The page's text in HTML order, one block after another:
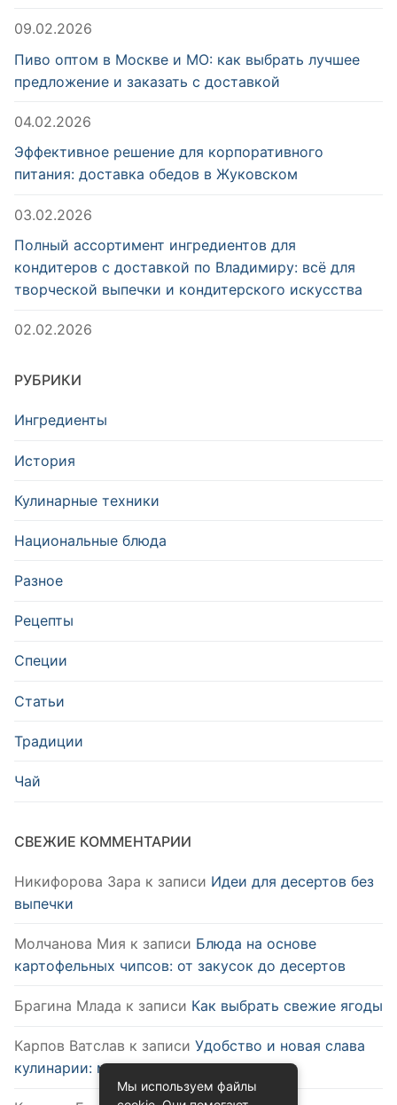
09.02.2026
Пиво оптом в Москве и МО: как выбрать лучшее
предложение и заказать с доставкой
04.02.2026
Эффективное решение для корпоративного
питания: доставка обедов в Жуковском
03.02.2026
Полный ассортимент ингредиентов для
кондитеров с доставкой по Владимиру: всё для
творческой выпечки и кондитерского искусства
02.02.2026
РУБРИКИ
Ингредиенты
История
Кулинарные техники
Национальные блюда
Разное
Рецепты
Специи
Статьи
Традиции
Чай
СВЕЖИЕ КОММЕНТАРИИ
Никифорова Зара к записи Идеи для десертов без
выпечки
Молчанова Мия к записи Блюда на основе
картофельных чипсов: от закусок до десертов
Брагина Млада к записи Как выбрать свежие ягоды
Карпов Ватслав к записи Удобство и новая слава
кулинарии: микроволновка
Мы используем файлы